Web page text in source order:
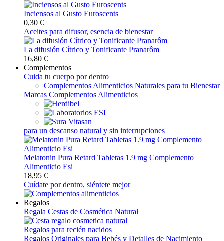
Inciensos al Gusto Euroscents
0,30 €
Aceites para difusor, esencia de bienestar
La difusión Cítrico y Tonificante Pranarôm
16,80 €
Complementos
Cuida tu cuerpo por dentro
Complementos Alimenticios Naturales para tu Bienestar
Marcas Complementos Alimenticios
para un descanso natural y sin interrupciones
Melatonin Pura Retard Tabletas 1.9 mg Complemento
Alimenticio Esi
18,95 €
Cuídate por dentro, siéntete mejor
Regalos
Regala Cestas de Cosmética Natural
Regalos para recién nacidos
Regalos Originales para Bebés y Detalles de Nacimiento